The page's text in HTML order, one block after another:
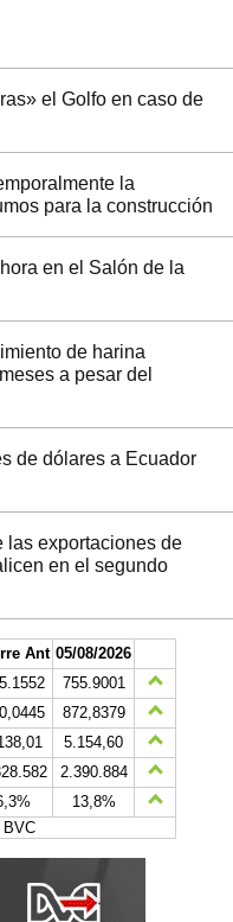
el Golfo en caso de
la
para la construcción
en el Salón de la
de harina
a pesar del
de dólares a Ecuador
las exportaciones de
en el segundo
Ant 05/08/2026
755.9001
872,8379
5.154,60
2.390.884
13,8%
BVC